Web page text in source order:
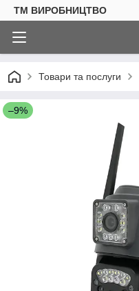
ТМ ВИРОБНИЦТВО
Товари та послуги
–9%